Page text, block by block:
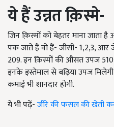
ये हैं उन्नत क़िस्मे-
जिन क़िस्मों को बेहतर माना जाता
पक जाते हैं वो हैं- जीसी- 1,2,3,
209. इन क़िस्मों की औसत उपज
इनके इस्तेमाल से बढ़िया उपज
कमाई भी शानदार होगी.
ये भी पढ़ें-जीरे की फसल की खेती